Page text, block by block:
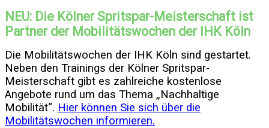
NEU: Die Kölner Spritspar-Meisterschaft ist
Partner der Mobilitätswochen der IHK Köln
Die Mobilitätswochen der IHK Köln sind gestartet.
Neben den Trainings der Kölner Spritspar-
Meisterschaft gibt es zahlreiche kostenlose
Angebote rund um das Thema „Nachhaltige
Mobilität“. Hier können Sie sich über die
Mobilitätswochen informieren.